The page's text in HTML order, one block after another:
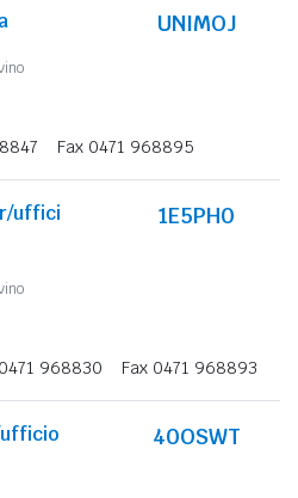
UNIMOJ
Fax 0471 968895
uffici
1E5PH0
968830 Fax 0471 968893
40OSWT